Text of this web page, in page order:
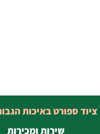
שירות ומכירות
ציוד ספורט באיכות